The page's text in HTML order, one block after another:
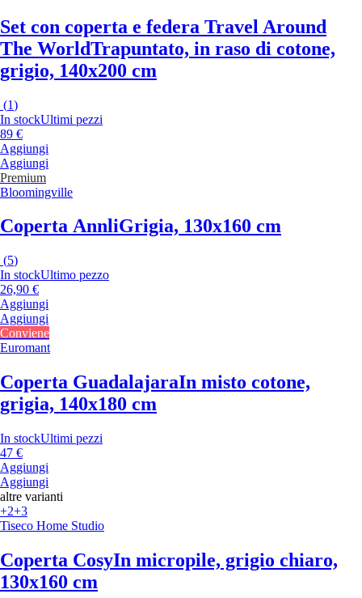
Set con coperta e federa Travel Around
The WorldTrapuntato, in raso di cotone,
grigio, 140x200 cm
(1)
In stockUltimi pezzi
89 €
Aggiungi
Aggiungi
Premium
Bloomingville
Coperta AnnliGrigia, 130x160 cm
(5)
In stockUltimo pezzo
26,90 €
Aggiungi
Aggiungi
Conviene
Euromant
Coperta GuadalajaraIn misto cotone,
grigia, 140x180 cm
In stockUltimi pezzi
47 €
Aggiungi
Aggiungi
altre varianti
+2+3
Tiseco Home Studio
Coperta CosyIn micropile, grigio chiaro,
130x160 cm